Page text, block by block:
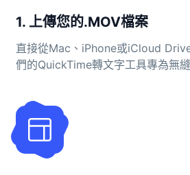
1. 上傳您的.MOV檔案
直接從Mac、iPhone或iCloud
們的QuickTime轉文字工具專為無